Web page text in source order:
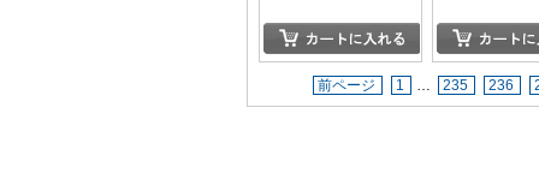
前ページ 1 … 235 236